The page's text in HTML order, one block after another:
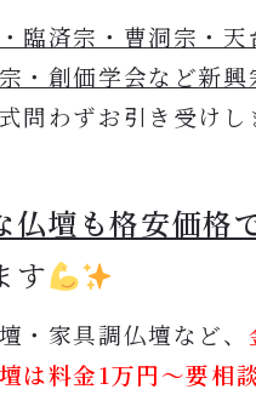
臨済宗・曹洞宗・天
・創価学会など新興
問わずお引き受けし
仏壇も格安価格
す
・家具調仏壇など、
は料金1万円〜要相